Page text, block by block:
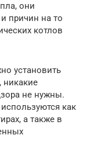
они
причин на то
котлов
установить
никакие
не нужны.
как
а также в